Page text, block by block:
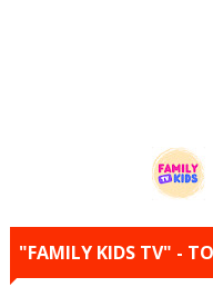
"FAMILY KIDS TV" -